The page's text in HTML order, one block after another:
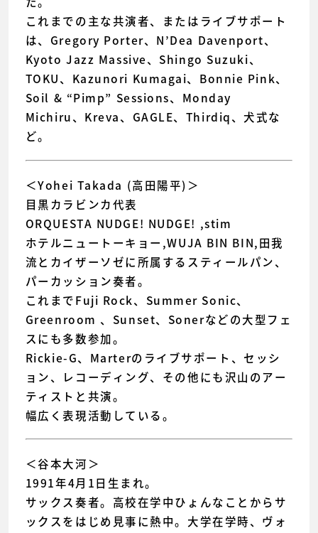
これまでの主な共演者、またはライブサポート
は、Gregory Porter、N’Dea Davenport、
Kyoto Jazz Massive、Shingo Suzuki、
TOKU、Kazunori Kumagai、Bonnie Pink、
Soil & “Pimp” Sessions、Monday
Michiru、Kreva、GAGLE、Thirdiq、犬式な
ど。
＜Yohei Takada (高田陽平)＞
目黒カラビンカ代表
ORQUESTA NUDGE! NUDGE! ,stim
ホテルニュートーキョー,WUJA BIN BIN,田我
流とカイザーソゼに所属するスティールパン、
パーカッション奏者。
これまでFuji Rock、Summer Sonic、
Greenroom 、Sunset、Sonerなどの大型フェ
スにも多数参加。
Rickie-G、Marterのライブサポート、セッシ
ョン、レコーディング、その他にも沢山のアー
ティストと共演。
幅広く表現活動している。
＜谷本大河＞
1991年4月1日生まれ。
サックス奏者。高校在学中ひょんなことからサ
ックスをはじめ見事に熱中。大学在学時、ヴォ